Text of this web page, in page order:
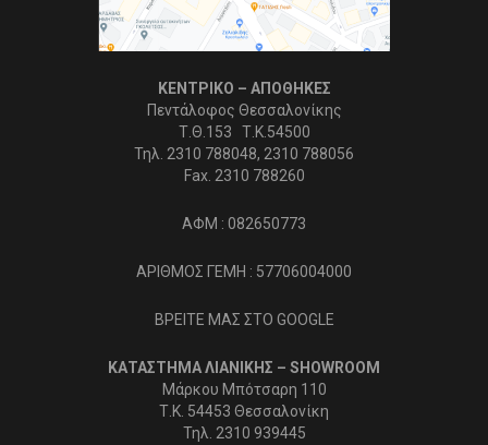
ΚΕΝΤΡΙΚΟ – ΑΠΟΘΗΚΕΣ
Πεντάλοφος Θεσσαλονίκης
Τ.Θ.153 Τ.Κ.54500
Τηλ. 2310 788048, 2310 788056
Fax. 2310 788260
ΑΦΜ : 082650773
ΑΡΙΘΜΟΣ ΓΕΜΗ : 57706004000
ΒΡΕΙΤΕ ΜΑΣ ΣΤΟ GOOGLE
ΚΑΤΑΣΤΗΜΑ ΛΙΑΝΙΚΗΣ – SHOWROOM
Μάρκου Μπότσαρη 110
Τ.Κ. 54453 Θεσσαλονίκη
Τηλ. 2310 939445